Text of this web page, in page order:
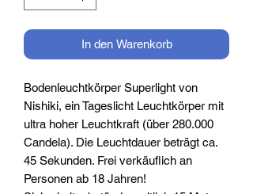
In den Warenkorb
Bodenleuchtkörper Superlight von
Nishiki, ein Tageslicht Leuchtkörper mit
ultra hoher Leuchtkraft (über 280.000
Candela). Die Leuchtdauer beträgt ca.
45 Sekunden. Frei verkäuflich an
Personen ab 18 Jahren!